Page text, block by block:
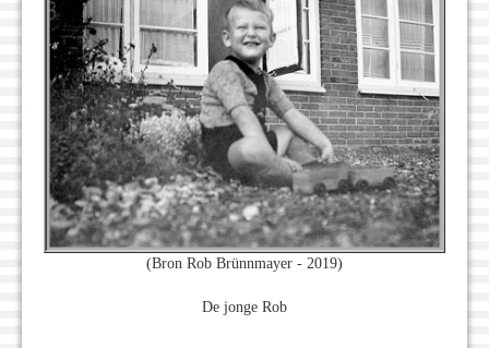
(Bron Rob Brünnmayer - 2019)
De jonge Rob